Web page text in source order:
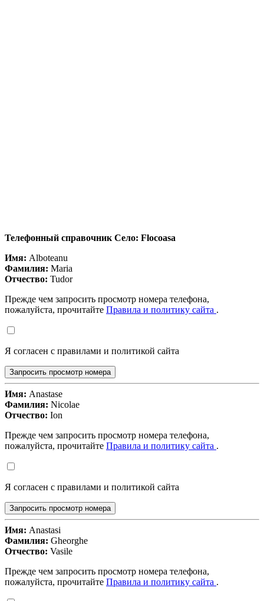
Телефонный справочник Село: Flocoasa
Имя: Alboteanu
Фамилия: Maria
Отчество: Tudor
Прежде чем запросить просмотр номера телефона,
пожалуйста, прочитайте Правила и политику сайта .
Я согласен с правилами и политикой сайта
Запросить просмотр номера
Имя: Anastase
Фамилия: Nicolae
Отчество: Ion
Прежде чем запросить просмотр номера телефона,
пожалуйста, прочитайте Правила и политику сайта .
Я согласен с правилами и политикой сайта
Запросить просмотр номера
Имя: Anastasi
Фамилия: Gheorghe
Отчество: Vasile
Прежде чем запросить просмотр номера телефона,
пожалуйста, прочитайте Правила и политику сайта .